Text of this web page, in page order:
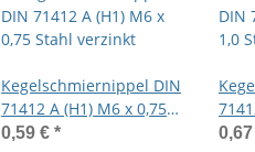
Kegelschmiernippel DIN
71412 A (H1) M6 x 0,75
Stahl verzinkt
0,59 €*